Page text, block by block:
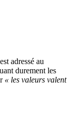
adressé au
durement les
« les valeurs valent